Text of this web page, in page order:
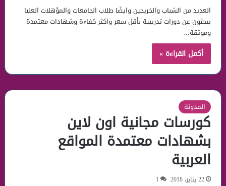
العديد من الشباب والخريجين وايضًا طلاب الجامعات والمؤهلات العليا
يبحثون عن دورات تدريبية بأقل سعر واكثر كفاءة وشهادات معتمدة
وموثقة…
أكمل القراءة »
المدونة
كورسات مجانية اون لاين
بشهادات معتمدة المواقع
العربية
22 يناير، 2018 1